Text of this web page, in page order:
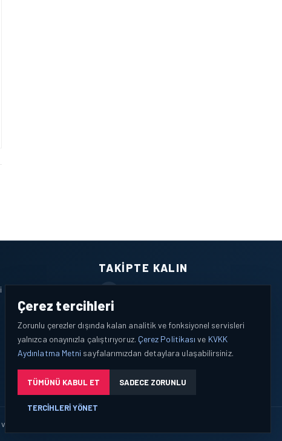
TAKIPTE KALIN
YouTube
yalnızca açık bilgilendirme ve tercih yönetimi çerçevesinde işlenir.
Çerez tercihleri
Zorunlu çerezler dışında kalan analitik ve fonksiyonel servisleri
yalnızca onayınızla çalıştırıyoruz. Çerez Politikası ve KVKK
Aydınlatma Metni sayfalarımızdan detaylara ulaşabilirsiniz.
TÜMÜNÜ KABUL ET SADECE ZORUNLU
TERCIHLERI YÖNET